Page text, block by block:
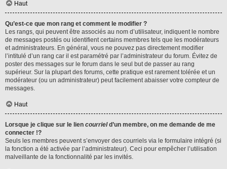
Haut
Qu’est-ce que mon rang et comment le modifier ?
Les rangs, qui peuvent être associés au nom d’utilisateur, indiquent le nombre
de messages postés ou identifient certains membres tels que les modérateurs
et administrateurs. En général, vous ne pouvez pas directement modifier
l’intitulé d’un rang car il est paramétré par l’administrateur du forum. Évitez de
poster des messages sur le forum dans le seul but de passer au rang
supérieur. Sur la plupart des forums, cette pratique est rarement tolérée et un
modérateur (ou un administrateur) peut facilement abaisser votre compteur de
messages.
Haut
Lorsque je clique sur le lien courrield’un membre, on me demande de me
connecter !?
Seuls les membres peuvent s’envoyer des courriels via le formulaire intégré (si
la fonction a été activée par l’administrateur). Ceci pour empêcher l’utilisation
malveillante de la fonctionnalité par les invités.